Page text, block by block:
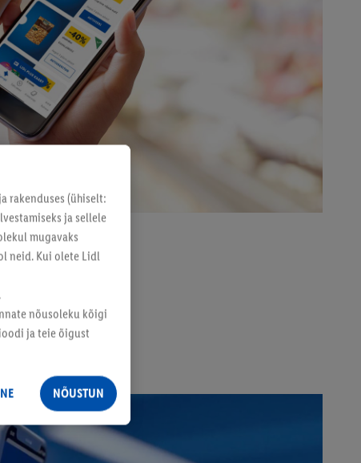
rakenduses (ühiselt:
ja sellele
mugavaks
neid. Kui olete Lidl
nõusoleku kõigi
ja teie õigust
NÕUSTUN